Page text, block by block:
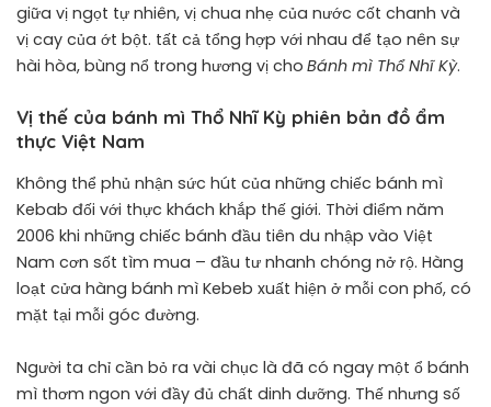
giữa vị ngọt tự nhiên, vị chua nhẹ của nước cốt chanh và
vị cay của ớt bột. tất cả tổng hợp với nhau để tạo nên sự
hài hòa, bùng nổ trong hương vị cho Bánh mì Thổ Nhĩ Kỳ.
Vị thế của bánh mì Thổ Nhĩ Kỳ phiên bản đồ ẩm
thực Việt Nam
Không thể phủ nhận sức hút của những chiếc bánh mì
Kebab đối với thực khách khắp thế giới. Thời điểm năm
2006 khi những chiếc bánh đầu tiên du nhập vào Việt
Nam cơn sốt tìm mua – đầu tư nhanh chóng nở rộ. Hàng
loạt cửa hàng bánh mì Kebeb xuất hiện ở mỗi con phố, có
mặt tại mỗi góc đường.
Người ta chỉ cần bỏ ra vài chục là đã có ngay một ổ bánh
mì thơm ngon với đầy đủ chất dinh dưỡng. Thế nhưng số